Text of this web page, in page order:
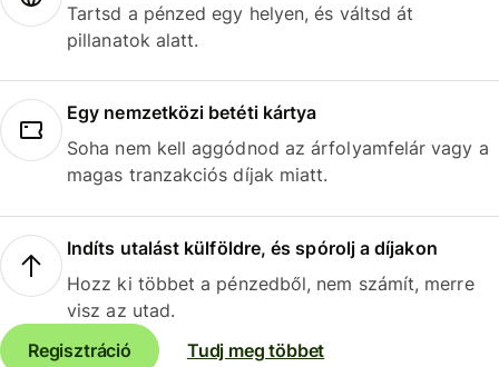
Tartsd a pénzed egy helyen, és váltsd át
pillanatok alatt.
Egy nemzetközi betéti kártya
Soha nem kell aggódnod az árfolyamfelár vagy a
magas tranzakciós díjak miatt.
Indíts utalást külföldre, és spórolj a díjakon
Hozz ki többet a pénzedből, nem számít, merre
visz az utad.
Regisztráció
Tudj meg többet